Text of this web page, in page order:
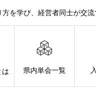
を学び、経営者同士が交
県内単会一覧